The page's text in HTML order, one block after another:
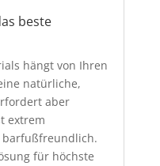
beste
hängt von Ihren
natürliche,
aber
extrem
barfußfreundlich.
für höchste